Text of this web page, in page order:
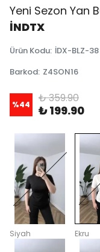
Yeni Sezon Yan
İNDTX
Ürün Kodu: İDX-BLZ-38
Barkod: Z4SON16
%44 ₺ 359.90
₺ 199.90
Siyah Ekru